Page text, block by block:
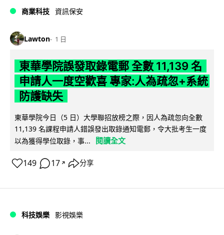
商業科技 資訊保安
Lawton 1 日
東華學院誤發取錄電郵 全數 11,139 名
申請人一度空歡喜 專家:人為疏忽+系統
防護缺失
東華學院今日（5 日）大學聯招放榜之際，因人為疏忽向全數
11,139 名課程申請人錯誤發出取錄通知電郵，令大批考生一度
以為獲得學位取錄，事...
閱讀全文
149 17 ↗ 分享
科技娛樂 影視娛樂